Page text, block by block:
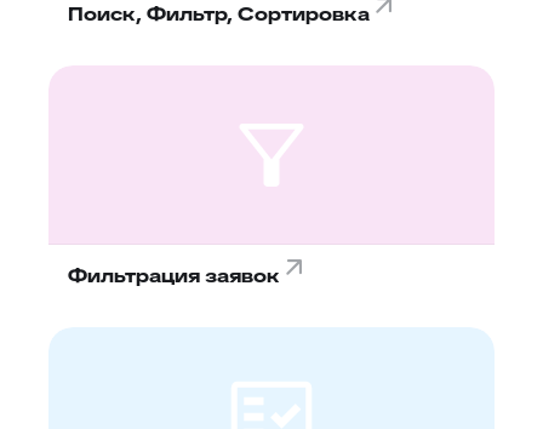
Поиск, Фильтр, Сортировка
Фильтрация заявок